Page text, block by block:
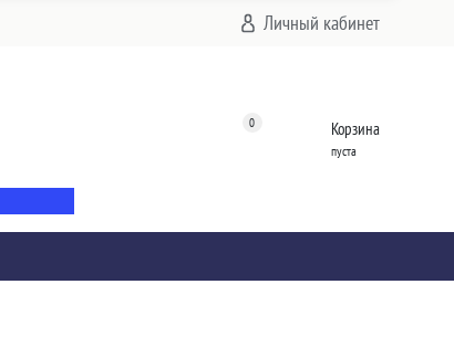
Личный кабинет
0 Корзина
пуста